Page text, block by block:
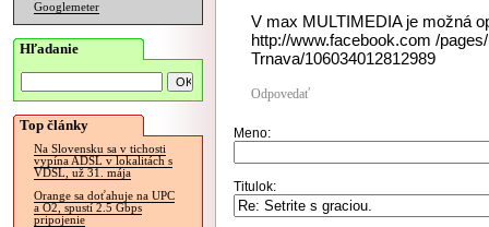
Googlemeter
Hľadanie
Top články
Na Slovensku sa v tichosti
vypína ADSL v lokalitách s
VDSL, už 31. mája
Orange sa doťahuje na UPC
a O2, spustí 2.5 Gbps
pripojenie
V max MULTIMEDIA je možná
http://www.facebook.com /
Trnava/106034012812989
Odpovedať
Meno:
Titulok: